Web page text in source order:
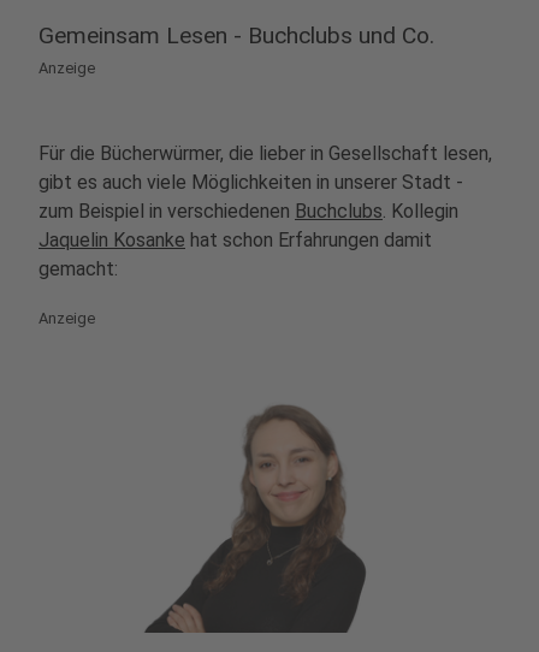
Gemeinsam Lesen - Buchclubs und Co.
Anzeige
Für die Bücherwürmer, die lieber in Gesellschaft lesen,
gibt es auch viele Möglichkeiten in unserer Stadt -
zum Beispiel in verschiedenen Buchclubs. Kollegin
Jaquelin Kosanke hat schon Erfahrungen damit
gemacht:
Anzeige